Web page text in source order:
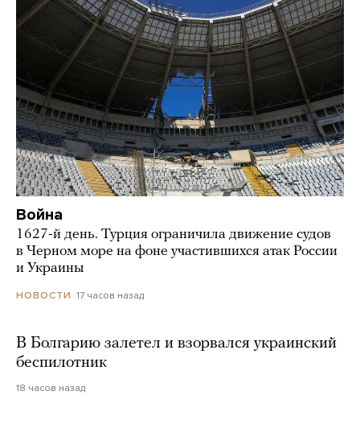
Война
1627-й день. Турция ограничила движение судов
в Черном море на фоне участившихся атак России
и Украины
НОВОСТИ 17 часов назад
В Болгарию залетел и взорвался украинский
беспилотник
18 часов назад